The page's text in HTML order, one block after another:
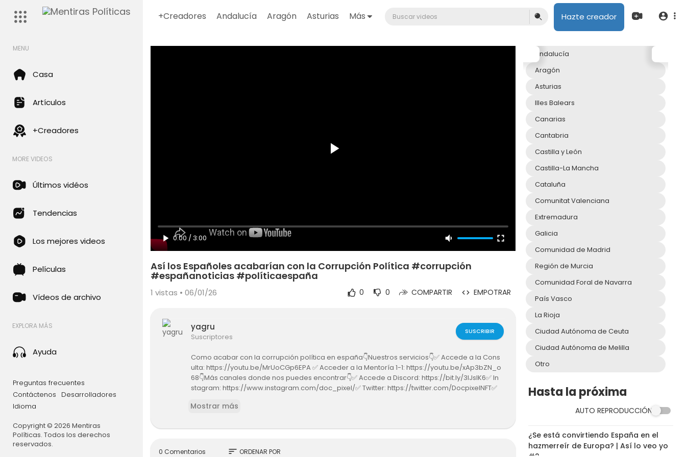
+Creadores Andalucía Aragón Asturias Más Hazte creador
MENU
Casa
Artículos
+Creadores
MORE VIDEOS
Últimos vidéos
Tendencias
Los mejores videos
Películas
Vídeos de archivo
EXPLORA MÁS
Ayuda
Preguntas frecuentes
Contáctenos
Desarrolladores
Idioma
Copyright © 2026 Mentiras
Políticas. Todos los derechos
reservados.
0:00 /3:00
Andalucía
Aragón
Asturias
Illes Balears
Canarias
Cantabria
Castilla y León
Castilla-La Mancha
Cataluña
Comunitat Valenciana
Extremadura
Galicia
Comunidad de Madrid
Región de Murcia
Comunidad Foral de Navarra
País Vasco
La Rioja
Ciudad Autónoma de Ceuta
Ciudad Autónoma de Melilla
Otro
Hasta la próxima
AUTO REPRODUCCIÓN
15:43
¿Se está convirtiendo España en el
hazmerreír de Europa? | Así lo veo yo
Así los Españoles acabarían con la Corrupción Política #corrupción
#españanoticias #políticaespaña
1 vistas • 06/01/26 0 0 COMPARTIR EMPOTRAR
yagru
Suscriptores
SUSCRIBIR
Como acabar con la corrupción política en españa👇Nuestros servicios👇✅ Accede a la Cons
ulta: https://youtu.be/MrUoCGp6EPA ✅ Acceder a la Mentoría 1-1: https://youtu.be/xAp3bZN_o
68👇Más canales donde nos puedes encontrar👇✅ Accede a Discord: https://bit.ly/3IJslK6✅ In
stagram: https://www.instagram.com/doc_pixel/✅ Twitter: https://twitter.com/DocpixelNFT✅
Mostrar más
0 Comentarios sort ORDENAR POR